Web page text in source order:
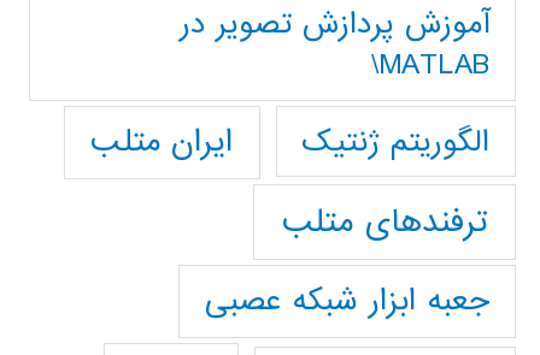
آموزش پردازش تصوير در
MATLAB\
الگوریتم ژنتیک
ایران متلب
ترفندهای متلب
جعبه ابزار شبکه عصبی